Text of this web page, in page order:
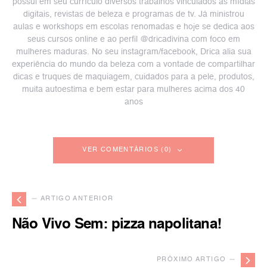
possui em seu currículo diversos trabalhos vinculados às mídias
digitais, revistas de beleza e programas de tv. Já ministrou
aulas e workshops em escolas renomadas e hoje se dedica aos
seus cursos online e ao perfil @dricadivina com foco em
mulheres maduras. No seu instagram/facebook, Drica alia sua
experiência do mundo da beleza com a vontade de compartilhar
dicas e truques de maquiagem, cuidados para a pele, produtos,
muita autoestima e bem estar para mulheres acima dos 40
anos
VER COMENTÁRIOS (0)
— ARTIGO ANTERIOR
Não Vivo Sem: pizza napolitana!
PRÓXIMO ARTIGO —